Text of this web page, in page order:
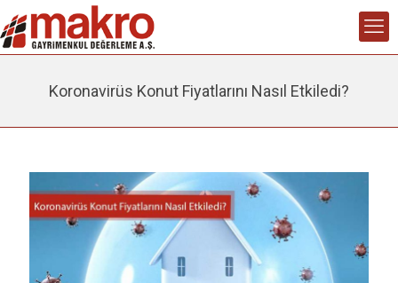
Koronavirüs Konut Fiyatlarını Nasıl Etkiledi?